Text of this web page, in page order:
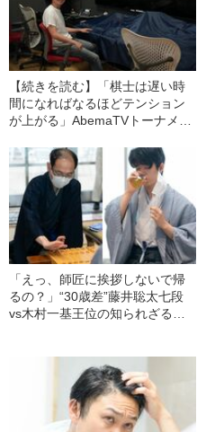
【続きを読む】「棋士は遅い時
間になればなるほどテンション
が上がる」AbemaTVトーナメン
「えっ、師匠に挨拶しないで帰
るの？」“30歳差”藤井聡太七段
vs木村一基王位の知られざる舞